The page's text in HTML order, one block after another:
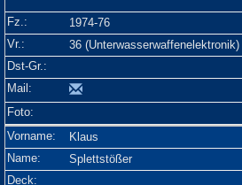
1974-76
36 (Unterwasserwaffenelektronik)
Klaus
Splettstößer